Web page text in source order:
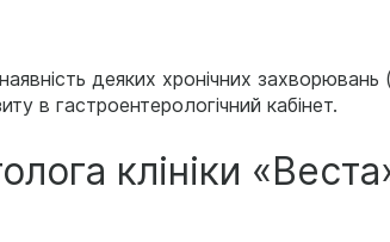
деяких хронічних захворювань
в гастроентерологічний кабінет.
клініки